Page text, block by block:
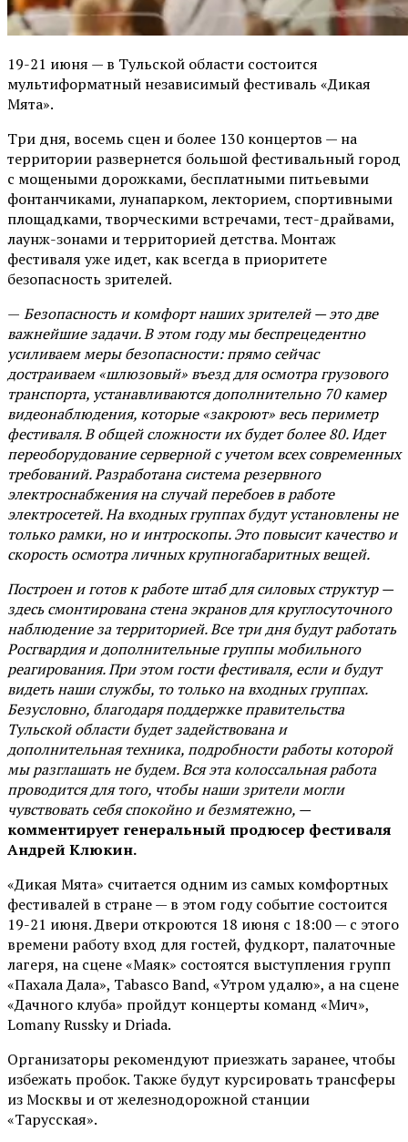
19-21 июня — в Тульской области состоится
мультиформатный независимый фестиваль «Дикая
Мята».
Три дня, восемь сцен и более 130 концертов — на
территории развернется большой фестивальный город
с мощеными дорожками, бесплатными питьевыми
фонтанчиками, лунапарком, лекторием, спортивными
площадками, творческими встречами, тест-драйвами,
лаунж-зонами и территорией детства. Монтаж
фестиваля уже идет, как всегда в приоритете
безопасность зрителей.
— Безопасность и комфорт наших зрителей — это две
важнейшие задачи. В этом году мы беспрецедентно
усиливаем меры безопасности: прямо сейчас
достраиваем «шлюзовый» въезд для осмотра грузового
транспорта, устанавливаются дополнительно 70 камер
видеонаблюдения, которые «закроют» весь периметр
фестиваля. В общей сложности их будет более 80. Идет
переоборудование серверной с учетом всех современных
требований. Разработана система резервного
электроснабжения на случай перебоев в работе
электросетей. На входных группах будут установлены не
только рамки, но и интроскопы. Это повысит качество и
скорость осмотра личных крупногабаритных вещей.
Построен и готов к работе штаб для силовых структур —
здесь смонтирована стена экранов для круглосуточного
наблюдение за территорией. Все три дня будут работать
Росгвардия и дополнительные группы мобильного
реагирования. При этом гости фестиваля, если и будут
видеть наши службы, то только на входных группах.
Безусловно, благодаря поддержке правительства
Тульской области будет задействована и
дополнительная техника, подробности работы которой
мы разглашать не будем. Вся эта колоссальная работа
проводится для того, чтобы наши зрители могли
чувствовать себя спокойно и безмятежно, —
комментирует генеральный продюсер фестиваля
Андрей Клюкин.
«Дикая Мята» считается одним из самых комфортных
фестивалей в стране — в этом году событие состоится
19-21 июня. Двери откроются 18 июня с 18:00 — с этого
времени работу вход для гостей, фудкорт, палаточные
лагеря, на сцене «Маяк» состоятся выступления групп
«Пахала Дала», Tabasco Band, «Утром удалю», а на сцене
«Дачного клуба» пройдут концерты команд «Мич»,
Lomany Russky и Driada.
Организаторы рекомендуют приезжать заранее, чтобы
избежать пробок. Также будут курсировать трансферы
из Москвы и от железнодорожной станции
«Тарусская».